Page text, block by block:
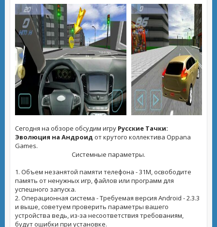
Сегодня на обзоре обсудим игру Русские Тачки:
Эволюция на Андроид от крутого коллектива Oppana
Games.
Системные параметры.
1. Объем незанятой памяти телефона - 31M, освободите
память от ненужных игр, файлов или программ для
успешного запуска.
2. Операционная система - Требуемая версия Android - 2.3.3
и выше, советуем проверить параметры вашего
устройства ведь, из-за несоответствия требованиям,
будут ошибки при установке.